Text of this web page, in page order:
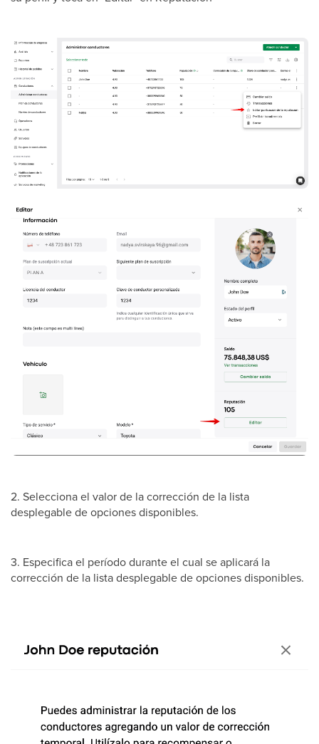
2. Selecciona el valor de la corrección de la lista
desplegable de opciones disponibles.
3. Especifica el período durante el cual se aplicará la
corrección de la lista desplegable de opciones disponibles.